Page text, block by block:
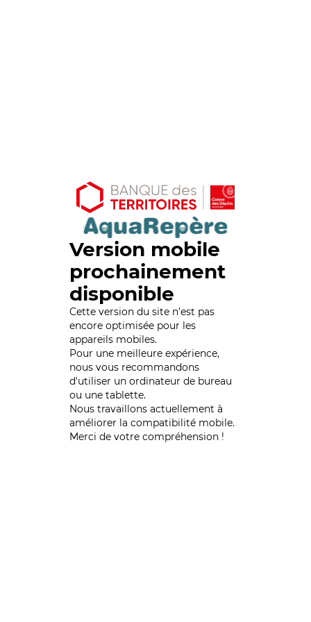
Version mobile
prochainement
disponible
Cette version du site n’est pas
encore optimisée pour les
appareils mobiles.
Pour une meilleure expérience,
nous vous recommandons
d'utiliser un ordinateur de bureau
ou une tablette.
Nous travaillons actuellement à
améliorer la compatibilité mobile.
Merci de votre compréhension !